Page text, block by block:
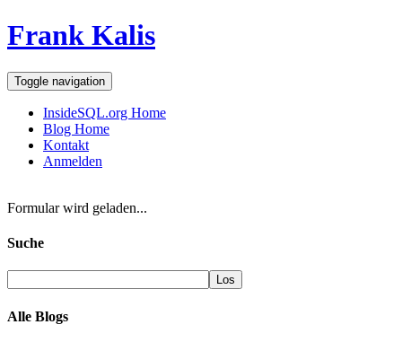
Frank Kalis
Toggle navigation
InsideSQL.org Home
Blog Home
Kontakt
Anmelden
Formular wird geladen...
Suche
Alle Blogs